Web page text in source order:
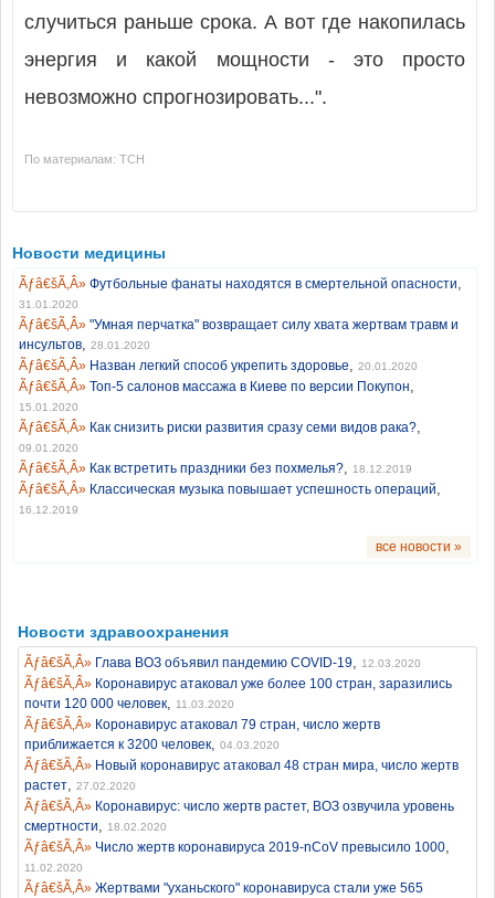
случиться раньше срока. А вот где накопилась
энергия и какой мощности - это просто
невозможно спрогнозировать...".
По материалам: ТСН
Новости медицины
Футбольные фанаты находятся в смертельной опасности,
31.01.2020
"Умная перчатка" возвращает силу хвата жертвам травм и
инсультов, 28.01.2020
Назван легкий способ укрепить здоровье, 20.01.2020
Топ-5 салонов массажа в Киеве по версии Покупон,
15.01.2020
Как снизить риски развития сразу семи видов рака?,
09.01.2020
Как встретить праздники без похмелья?, 18.12.2019
Классическая музыка повышает успешность операций,
16.12.2019
все новости »
Новости здравоохранения
Глава ВОЗ объявил пандемию COVID-19, 12.03.2020
Коронавирус атаковал уже более 100 стран, заразились
почти 120 000 человек, 11.03.2020
Коронавирус атаковал 79 стран, число жертв
приближается к 3200 человек, 04.03.2020
Новый коронавирус атаковал 48 стран мира, число жертв
растет, 27.02.2020
Коронавирус: число жертв растет, ВОЗ озвучила уровень
смертности, 18.02.2020
Число жертв коронавируса 2019-nCoV превысило 1000,
11.02.2020
Жертвами "уханьского" коронавируса стали уже 565